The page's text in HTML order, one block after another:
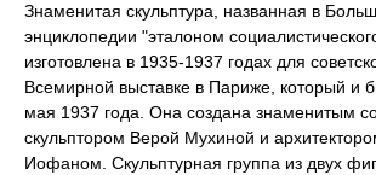
Знаменитая скульптура, названная в
энциклопедии "эталоном
изготовлена в 1935-1937 годах для
Всемирной выставке в Париже, который и
мая 1937 года. Она создана знаменитым
скульптором Верой Мухиной и
Иофаном. Скульптурная группа из двух